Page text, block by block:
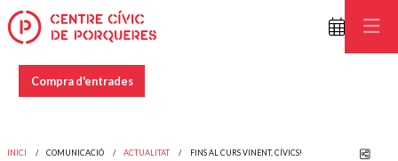
Compra d'entrades
INICI COMUNICACIÓ ACTUALITAT FINS AL CURS VINENT, CÍVICS!